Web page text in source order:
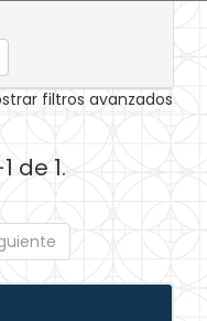
filtros avanzados
de 1.